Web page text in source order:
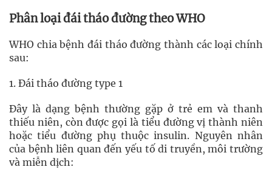
Phân loại đái tháo đường theo WHO
WHO chia bệnh đái tháo đường thành các loại chính
sau:
1. Đái tháo đường type 1
Đây là dạng bệnh thường gặp ở trẻ em và thanh
thiếu niên, còn được gọi là tiểu đường vị thành niên
hoặc tiểu đường phụ thuộc insulin. Nguyên nhân
của bệnh liên quan đến yếu tố di truyền, môi trường
và miễn dịch: